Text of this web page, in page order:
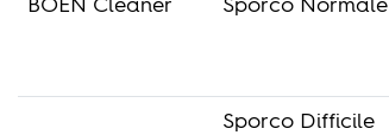
BOEN Cleaner Sporco Normale
Sporco Difficile